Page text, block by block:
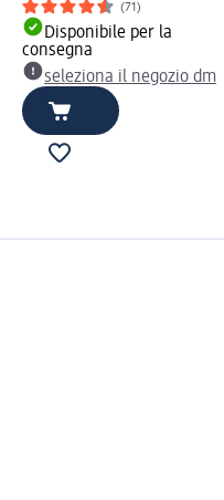
(71)
Disponibile per la
consegna
seleziona il negozio dm